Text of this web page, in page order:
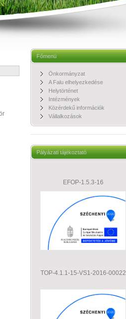
Főmenü
Önkormányzat
A Falu elhelyezkedése
Helytörténet
Intézmények
Közérdekű információk
Vállalkozások
Pályázati tájékoztató
EFOP-1.5.3-16
TOP-4.1.1-15-VS1-2016-00022